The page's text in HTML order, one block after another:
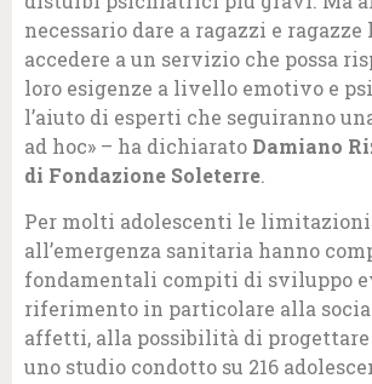
necessario dare a ragazzi e
accedere a un servizio che possa
loro esigenze a livello emotivo e
l’aiuto di esperti che seguiranno
ad hoc» – ha dichiarato Damiano
di Fondazione Soleterre.
Per molti adolescenti le
all’emergenza sanitaria hanno
fondamentali compiti di sviluppo
riferimento in particolare alla
affetti, alla possibilità di
uno studio condotto su 216